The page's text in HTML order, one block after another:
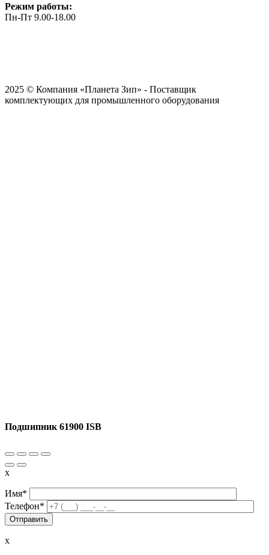
Режим работы:
Пн-Пт 9.00-18.00
2025 © Компания «Планета Зип» - Поставщик
комплектующих для промышленного оборудования
Подшипник 61900 ISB
x
Имя*
Телефон*
x